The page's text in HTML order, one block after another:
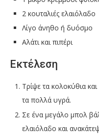
2 κουταλιές ελαιόλαδο
Λίγο άνηθο ή δυόσμο
Αλάτι και πιπέρι
Εκτέλεση
Τρίψε τα κολοκύθια
τα πολλά υγρά.
Σε ένα μεγάλο μπολ
ελαιόλαδο και